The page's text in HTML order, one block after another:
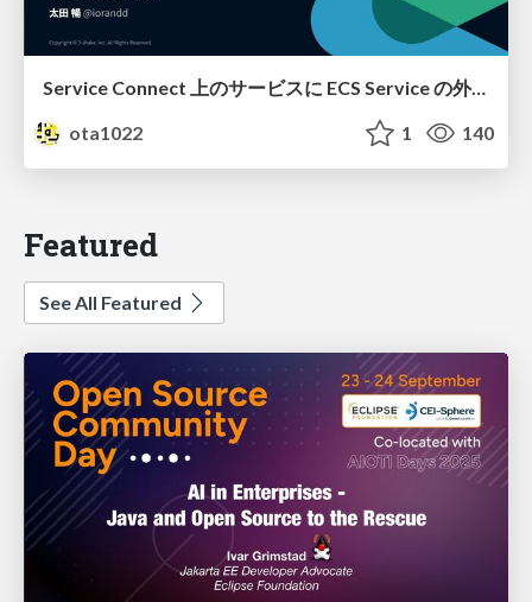
Service Connect 上のサービスに ECS Service の外側から到達できなかった話
ota1022
1 140
Featured
See All Featured